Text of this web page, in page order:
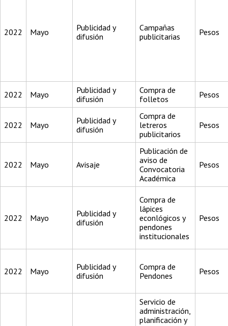
2022 Mayo
Publicidad y
difusión
Campañas
publicitarias
Pesos
2022 Mayo
Publicidad y
difusión
Compra de
folletos
Pesos
2022 Mayo
Publicidad y
difusión
Compra de
letreros
publicitarios
Pesos
2022 Mayo Avisaje
Publicación de
aviso de
Convocatoria
Académica
Pesos
2022 Mayo
Publicidad y
difusión
Compra de
lápices
econlógicos y
pendones
institucionales
Pesos
2022 Mayo
Publicidad y
difusión
Compra de
Pendones
Pesos
Servicio de
administración,
planificación y